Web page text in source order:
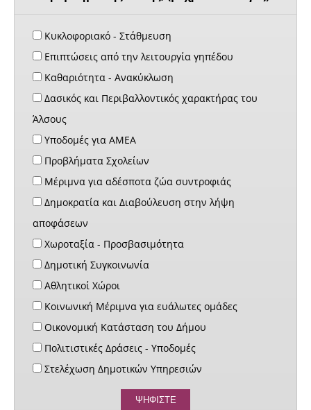
Κυκλοφοριακό - Στάθμευση
Επιπτώσεις από την λειτουργία γηπέδου
Καθαριότητα - Ανακύκλωση
Δασικός και Περιβαλλοντικός χαρακτήρας του
Άλσους
Υποδομές για ΑΜΕΑ
Προβλήματα Σχολείων
Μέριμνα για αδέσποτα ζώα συντροφιάς
Δημοκρατία και Διαβούλευση στην λήψη
αποφάσεων
Χωροταξία - Προσβασιμότητα
Δημοτική Συγκοινωνία
Αθλητικοί Χώροι
Κοινωνική Μέριμνα για ευάλωτες ομάδες
Οικονομική Κατάσταση του Δήμου
Πολιτιστικές Δράσεις - Υποδομές
Στελέχωση Δημοτικών Υπηρεσιών